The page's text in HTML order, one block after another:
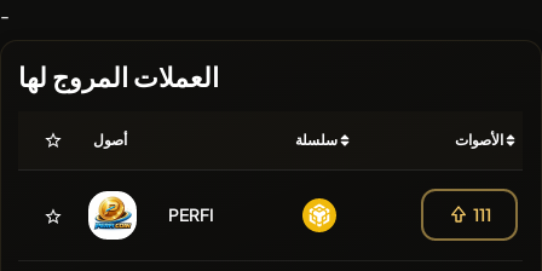
-
العملات المروج لها
أصول سلسلة الأصوات
PERFI 111